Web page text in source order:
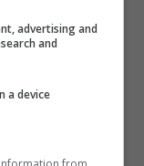
advertising and
and
a device